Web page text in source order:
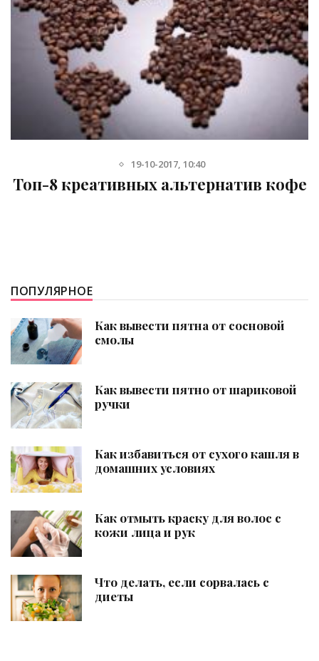
19-10-2017, 10:40
Топ-8 креативных альтернатив кофе
ПОПУЛЯРНОЕ
Как вывести пятна от сосновой
смолы
Как вывести пятно от шариковой
ручки
Как избавиться от сухого кашля в
домашних условиях
Как отмыть краску для волос с
кожи лица и рук
Что делать, если сорвалась с
диеты